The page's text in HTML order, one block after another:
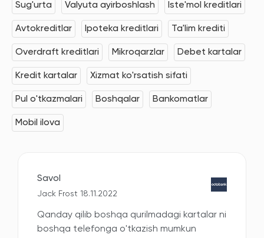
Sug'urta Valyuta ayirboshlash Iste'mol kreditlari
Avtokreditlar Ipoteka kreditlari Ta'lim krediti
Overdraft kreditlari Mikroqarzlar Debet kartalar
Kredit kartalar Xizmat ko'rsatish sifati
Pul o'tkazmalari Boshqalar Bankomatlar
Mobil ilova
Savol
Jack Frost 18.11.2022
Qanday qilib boshqa qurilmadagi kartalar ni
boshqa telefonga o'tkazish mumkun